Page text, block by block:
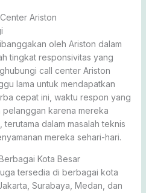
Ariston
oleh Ariston dalam
tingkat responsivitas yang
call center Ariston
lama untuk mendapatkan
cepat ini, waktu respon yang
karena mereka
dalam masalah teknis
mereka sehari-hari.
Kota Besar
tersedia di berbagai kota
Surabaya, Medan, dan